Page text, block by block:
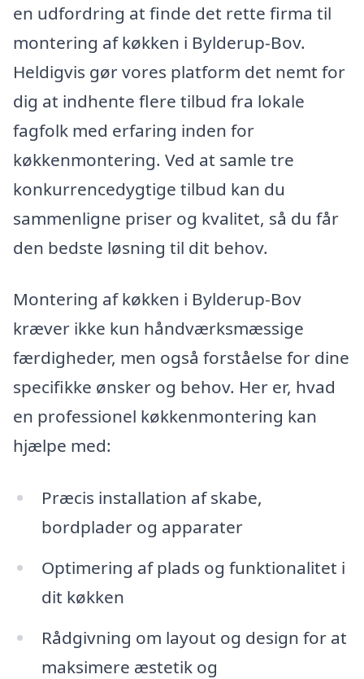
en udfordring at finde det rette firma til
montering af køkken i Bylderup-Bov.
Heldigvis gør vores platform det nemt for
dig at indhente flere tilbud fra lokale
fagfolk med erfaring inden for
køkkenmontering. Ved at samle tre
konkurrencedygtige tilbud kan du
sammenligne priser og kvalitet, så du får
den bedste løsning til dit behov.
Montering af køkken i Bylderup-Bov
kræver ikke kun håndværksmæssige
færdigheder, men også forståelse for dine
specifikke ønsker og behov. Her er, hvad
en professionel køkkenmontering kan
hjælpe med:
Præcis installation af skabe,
bordplader og apparater
Optimering af plads og funktionalitet i
dit køkken
Rådgivning om layout og design for at
maksimere æstetik og